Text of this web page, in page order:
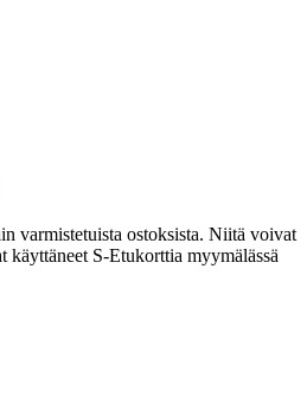
varmistetuista ostoksista. Niitä voivat
käyttäneet S-Etukorttia myymälässä